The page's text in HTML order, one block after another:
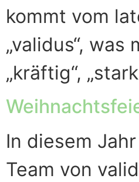
kommt vom
„validus“, was
„kräftig“,
In diesem
Team von